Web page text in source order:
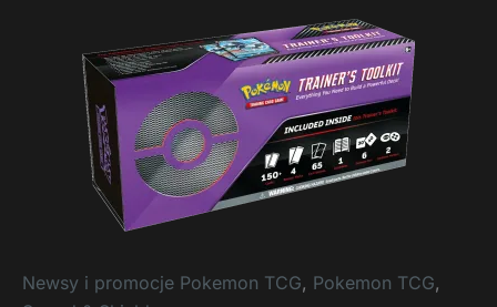
Newsy i promocje Pokemon TCG, Pokemon TCG,